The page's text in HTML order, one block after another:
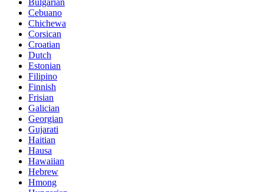
Bulgarian
Cebuano
Chichewa
Corsican
Croatian
Dutch
Estonian
Filipino
Finnish
Frisian
Galician
Georgian
Gujarati
Haitian
Hausa
Hawaiian
Hebrew
Hmong